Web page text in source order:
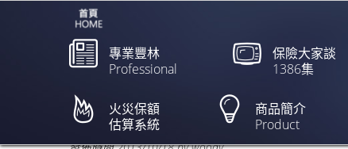
專業豐林
Professional
保險大家談
1386集
火災保額
估算系統
商品簡介
Product
欲閱讀全文請點上列新聞標題